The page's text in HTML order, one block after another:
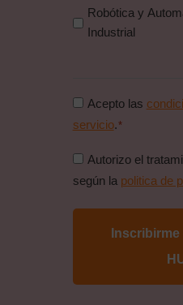
Robótica y Automatización
Industrial
Consentimiento
condiciones
*
Acepto las
servicio. *
Consentimiento
politica
*
Autorizo el
según la politica de